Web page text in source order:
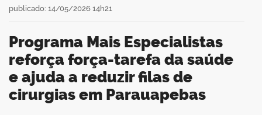
portal
Programa Mais Especialistas
reforça força-tarefa da saúde
e ajuda a reduzir filas de
cirurgias em Parauapebas
publicado: 14/05/2026 14h21